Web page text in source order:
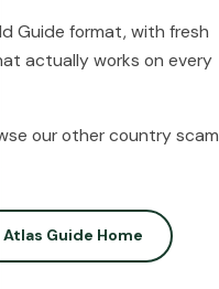
Guide format, with fresh
actually works on every
our other country scam
Atlas Guide Home